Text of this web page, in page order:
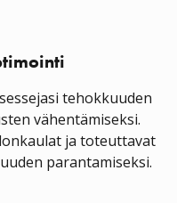
tehokkuuden
vähentämiseksi.
ja toteuttavat
parantamiseksi.